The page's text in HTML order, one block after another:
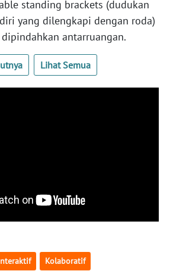
standing brackets (dudukan
yang dilengkapi dengan roda)
antarruangan.
Lihat Semua
Kolaboratif